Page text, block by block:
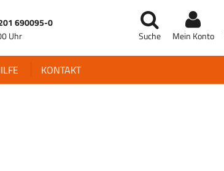
690095-0
Uhr
Suche Mein Konto
KONTAKT